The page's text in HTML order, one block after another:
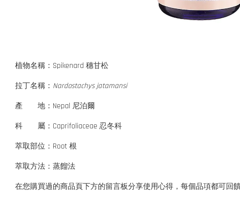
植物名稱：Spikenard 穗甘松
拉丁名稱： Nardostachys jatamansi
產 地：Nepal 尼泊爾
科 屬：Caprifoliaceae 忍冬科
萃取部位：Root 根
萃取方法：蒸餾法
在您購買過的商品頁下方的留言板分享使用心得，每個品項都可回